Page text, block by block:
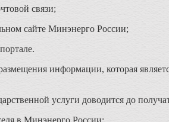
связи;
сайте Минэнерго России;
информации, которая
услуги доводится до
в Минэнерго России;